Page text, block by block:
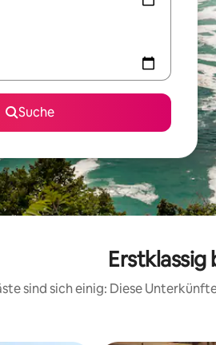
Suche
sind sich einig: Diese